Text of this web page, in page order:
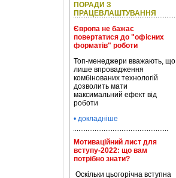
ПОРАДИ З
ПРАЦЕВЛАШТУВАННЯ
Європа не бажає
повертатися до "офісних
форматів" роботи
Топ-менеджери вважають, що
лише впровадження
комбінованих технологій
дозволить мати
максимальний ефект від
роботи
• докладніше
Мотиваційний лист для
вступу-2022: що вам
потрібно знати?
Оскільки цьогорічна вступна